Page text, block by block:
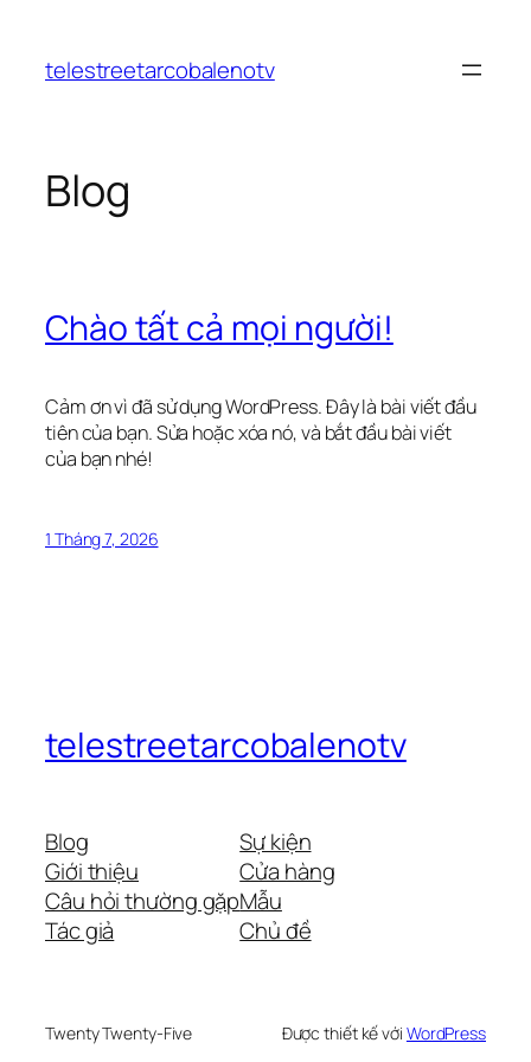
phầntelestreetarcobalenotv
Blog
Chào tất cả mọi người!
Cảm ơn vì đã sử dụng WordPress. Đây là bài viết đầu
tiên của bạn. Sửa hoặc xóa nó, và bắt đầu bài viết
của bạn nhé!
1 Tháng 7, 2026
telestreetarcobalenotv
Blog
Giới thiệu
Câu hỏi thường gặp
Tác giả
Sự kiện
Cửa hàng
Mẫu
Chủ đề
Twenty Twenty-Five Được thiết kế với WordPress